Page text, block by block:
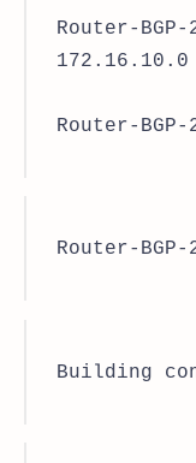
Router-
172.16.10.0
Router-
Router-
Building